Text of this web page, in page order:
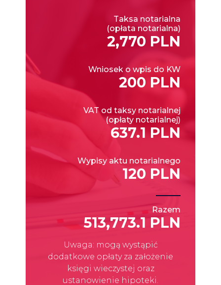
Taksa notarialna
(opłata notarialna)
2,770 PLN
Wniosek o wpis do KW
200 PLN
VAT od taksy notarialnej
(opłaty notarialnej)
637.1 PLN
Wypisy aktu notarialnego
120 PLN
Razem
513,773.1 PLN
Uwaga: mogą wystąpić
dodatkowe opłaty za założenie
księgi wieczystej oraz
ustanowienie hipoteki.